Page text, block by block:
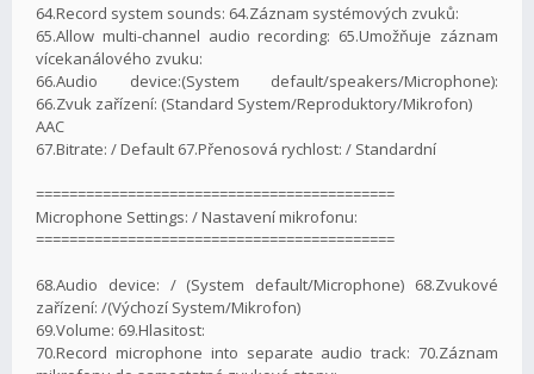
64.Record system sounds: 64.Záznam systémových zvuků:
65.Allow multi-channel audio recording: 65.Umožňuje záznam
vícekanálového zvuku:
66.Audio device:(System default/speakers/Microphone):
66.Zvuk zařízení: (Standard System/Reproduktory/Mikrofon)
AAC
67.Bitrate: / Default 67.Přenosová rychlost: / Standardní
===========================================
Microphone Settings: / Nastavení mikrofonu:
===========================================
68.Audio device: / (System default/Microphone) 68.Zvukové
zařízení: /(Výchozí System/Mikrofon)
69.Volume: 69.Hlasitost:
70.Record microphone into separate audio track: 70.Záznam